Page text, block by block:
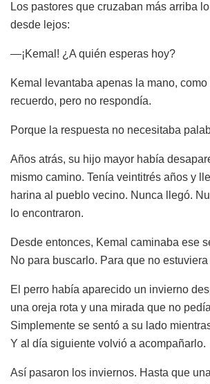
Los pastores que cruzaban más arriba
desde lejos:
—¡Kemal! ¿A quién esperas hoy?
Kemal levantaba apenas la mano,
recuerdo, pero no respondía.
Porque la respuesta no necesitaba
Años atrás, su hijo mayor había
mismo camino. Tenía veintitrés años y
harina al pueblo vecino. Nunca llegó.
lo encontraron.
Desde entonces, Kemal caminaba ese
No para buscarlo. Para que no estuviera
El perro había aparecido un invierno
una oreja rota y una mirada que no
Simplemente se sentó a su lado
Y al día siguiente volvió a acompañarlo.
Así pasaron los inviernos. Hasta que